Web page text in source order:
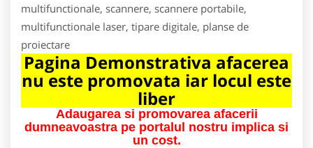
multifunctionale, scannere, scannere portabile,
multifunctionale laser, tipare digitale, planse de
proiectare
Pagina Demonstrativa afacerea
nu este promovata iar locul este
liber
Adaugarea si promovarea afacerii
dumneavoastra pe portalul nostru implica si
un cost.